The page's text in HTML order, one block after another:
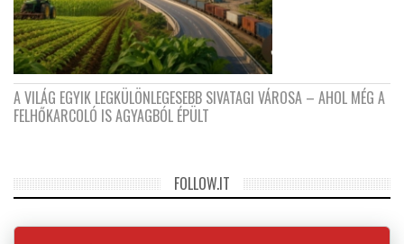
A VILÁG EGYIK LEGKÜLÖNLEGESEBB SIVATAGI VÁROSA – AHOL MÉG A
FELHŐKARCOLÓ IS AGYAGBÓL ÉPÜLT
FOLLOW.IT